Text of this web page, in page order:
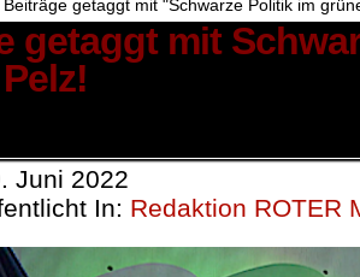
Beiträge getaggt mit "Schwarze Politik im
getaggt mit
Juni 2022
In: Redaktion ROTER